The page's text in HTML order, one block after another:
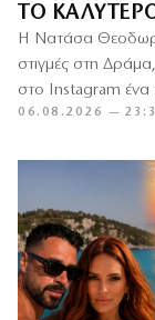
ΤΟ
Η Νατάσα
στιγμές στη
στο Instagram ένα
μέσα…
06.08.2026 —